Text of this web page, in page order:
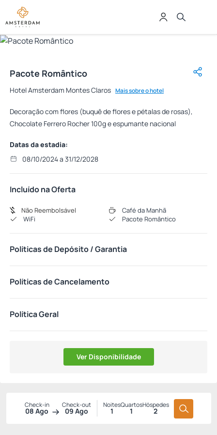
Pacote Romântico
Hotel Amsterdam Montes Claros Mais sobre o hotel
Decoração com flores (buquê de flores e pétalas de rosas),
Chocolate Ferrero Rocher 100g e espumante nacional
Datas da estadia:
08/10/2024 a 31/12/2028
Incluído na Oferta
Não Reembolsável
Café da Manhã
WiFi
Pacote Romântico
Políticas de Depósito / Garantia
Políticas de Cancelamento
Política Geral
Ver Disponibilidade
Check-in
08 Ago
Check-out
09 Ago
Noites
1
Quartos
1
Hóspedes
2